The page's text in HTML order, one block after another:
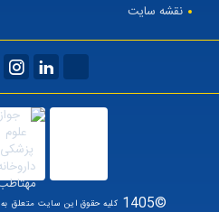
نقشه سایت
©1405 کلیه حقوق این سایت متعلق به